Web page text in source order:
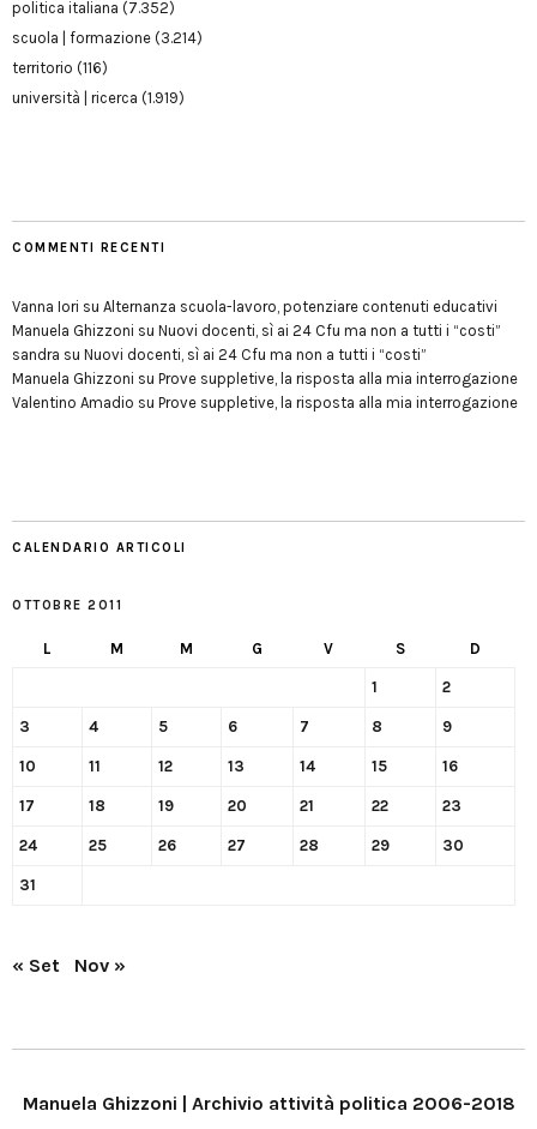
politica italiana (7.352)
scuola | formazione (3.214)
territorio (116)
università | ricerca (1.919)
COMMENTI RECENTI
Vanna Iori su Alternanza scuola-lavoro, potenziare contenuti educativi
Manuela Ghizzoni su Nuovi docenti, sì ai 24 Cfu ma non a tutti i “costi”
sandra su Nuovi docenti, sì ai 24 Cfu ma non a tutti i “costi”
Manuela Ghizzoni su Prove suppletive, la risposta alla mia interrogazione
Valentino Amadio su Prove suppletive, la risposta alla mia interrogazione
CALENDARIO ARTICOLI
OTTOBRE 2011
L M M G V S D
1 2
3 4 5 6 7 8 9
10 11 12 13 14 15 16
17 18 19 20 21 22 23
24 25 26 27 28 29 30
31
« Set Nov »
Manuela Ghizzoni | Archivio attività politica 2006-2018